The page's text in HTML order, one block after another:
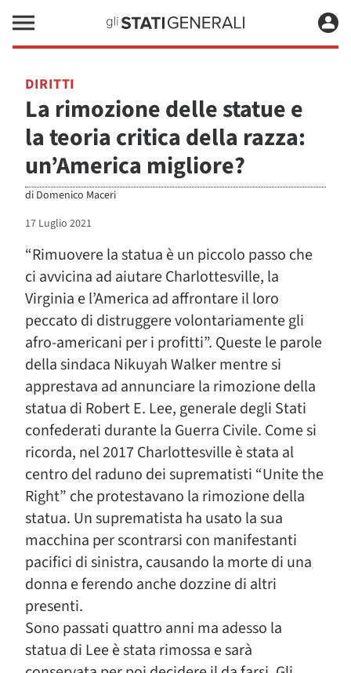
DIRITTI
La rimozione delle statue e
la teoria critica della razza:
un’America migliore?
di Domenico Maceri
17 Luglio 2021
“Rimuovere la statua è un piccolo passo che
ci avvicina ad aiutare Charlottesville, la
Virginia e l’America ad affrontare il loro
peccato di distruggere volontariamente gli
afro-americani per i profitti”. Queste le parole
della sindaca Nikuyah Walker mentre si
apprestava ad annunciare la rimozione della
statua di Robert E. Lee, generale degli Stati
confederati durante la Guerra Civile. Come si
ricorda, nel 2017 Charlottesville è stata al
centro del raduno dei suprematisti “Unite the
Right” che protestavano la rimozione della
statua. Un suprematista ha usato la sua
macchina per scontrarsi con manifestanti
pacifici di sinistra, causando la morte di una
donna e ferendo anche dozzine di altri
presenti.
Sono passati quattro anni ma adesso la
statua di Lee è stata rimossa e sarà